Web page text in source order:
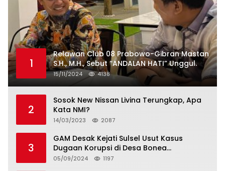
1
Relawan Club 08 Prabowo-Gibran Mastan
S.H., M.H., Sebut “ANDALAN HATI” Unggul.
15/11/2024 4138
2
Sosok New Nissan Livina Terungkap, Apa
Kata NMI?
14/03/2023 2087
3
GAM Desak Kejati Sulsel Usut Kasus
Dugaan Korupsi di Desa Bonea
Kabupeten Kepulauan Selayar
05/09/2024 1197